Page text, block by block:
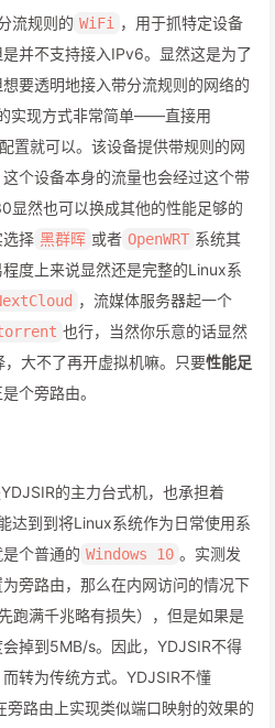
流规则的 WiFi
，用于抓特定设备
并不支持接入IPv6。显然这是为了
要透明地接入带分流规则的网络的
实现方式非常简单——直接用
置就可以。该设备提供带规则的网
个设备本身的流量也会经过这个带
显然也可以换成其他的性能足够的
择 黑群晖 或者 OpenWRT 系统其
度上来说显然还是完整的Linux系
，流媒体服务器起一个
也行，当然你乐意的话显然
，大不了再开虚拟机嘛。只要性能足
个旁路由。
的主力台式机，也承担着
达到到将Linux系统作为日常使用系
个普通的 Windows 10 。实测发
旁路由，那么在内网访问的情况下
跑满千兆略有损失），但是如果是
掉到5MB/s。因此，YDJSIR不得
转为传统方式。YDJSIR不懂
旁路由上实现类似端口映射的效果的